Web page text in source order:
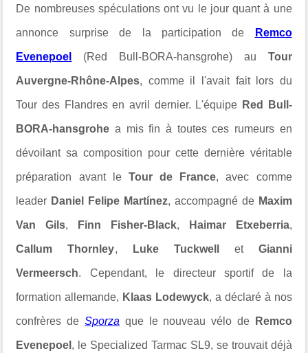
De nombreuses spéculations ont vu le jour quant à une
annonce surprise de la participation de Remco
Evenepoel (Red Bull-BORA-hansgrohe) au Tour
Auvergne-Rhône-Alpes, comme il l'avait fait lors du
Tour des Flandresen avril dernier. L'équipe Red Bull-
BORA-hansgrohe a mis fin à toutes ces rumeurs en
dévoilant sa composition pour cette dernière véritable
préparation avant le Tour de France, avec comme
leader Daniel Felipe Martínez, accompagné de Maxim
Van Gils, Finn Fisher-Black, Haimar Etxeberria,
Callum Thornley, Luke Tuckwell et Gianni
Vermeersch. Cependant, le directeur sportif de la
formation allemande, Klaas Lodewyck, a déclaré à nos
confrères de Sporza que le nouveau vélo de Remco
Evenepoel , le Specialized Tarmac SL9, se trouvait déjà